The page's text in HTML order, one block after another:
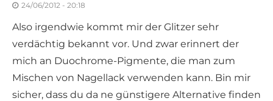
24/06/2012 - 20:18
Also irgendwie kommt mir der Glitzer sehr
verdächtig bekannt vor. Und zwar erinnert der
mich an Duochrome-Pigmente, die man zum
Mischen von Nagellack verwenden kann. Bin mir
sicher, dass du da ne günstigere Alternative finden